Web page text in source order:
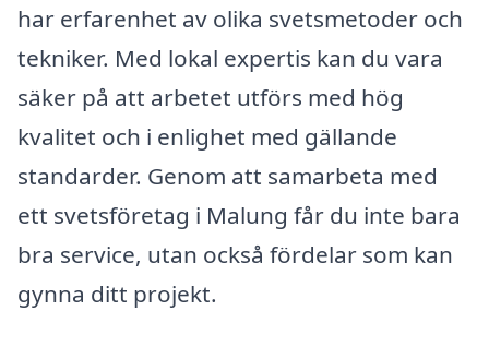
har erfarenhet av olika svetsmetoder och
tekniker. Med lokal expertis kan du vara
säker på att arbetet utförs med hög
kvalitet och i enlighet med gällande
standarder. Genom att samarbeta med
ett svetsföretag i Malung får du inte bara
bra service, utan också fördelar som kan
gynna ditt projekt.